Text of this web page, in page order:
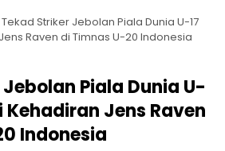
Tekad Striker Jebolan Piala Dunia U-17
Raven di Timnas U-20 Indonesia
Piala Dunia U-
Kehadiran Jens Raven
Indonesia